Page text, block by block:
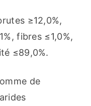
≥12,0%,
fibres ≤1,0%,
≤89,0%.
de